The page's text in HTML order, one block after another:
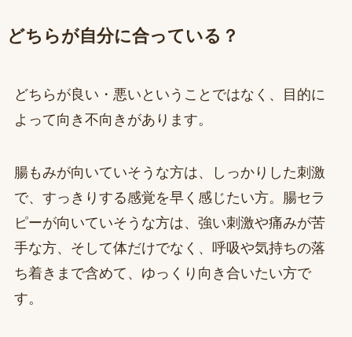
どちらが自分に合っている？
どちらが良い・悪いということではなく、目的に
よって向き不向きがあります。
腸もみが向いていそうな方は、しっかりした刺激
で、すっきりする感覚を早く感じたい方。腸セラ
ピーが向いていそうな方は、強い刺激や痛みが苦
手な方、そして体だけでなく、呼吸や気持ちの落
ち着きまで含めて、ゆっくり向き合いたい方で
す。